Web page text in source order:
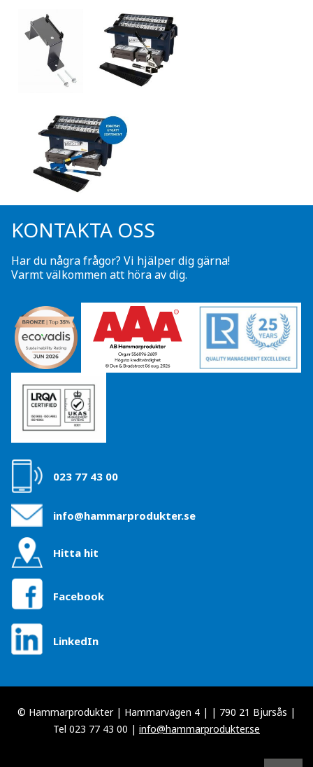
KONTAKTA OSS
Har du några frågor? Vi hjälper dig gärna!
Varmt välkommen att höra av dig.
023 77 43 00
info@hammarprodukter.se
Hitta hit
Facebook
LinkedIn
© Hammarprodukter | Hammarvägen 4 | | 790 21 Bjursås |
Tel 023 77 43 00 | info@hammarprodukter.se